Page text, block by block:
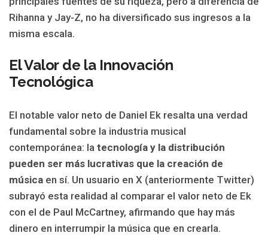
Rihanna y Jay-Z, no ha diversificado sus ingresos a la
misma escala.
El Valor de la Innovación
Tecnológica
El notable valor neto de Daniel Ek resalta una verdad
fundamental sobre la industria musical
contemporánea: la tecnología y la distribución
pueden ser más lucrativas que la creación de
música en sí. Un usuario en X (anteriormente Twitter)
subrayó esta realidad al comparar el valor neto de Ek
con el de Paul McCartney, afirmando que hay más
dinero en interrumpir la música que en crearla.